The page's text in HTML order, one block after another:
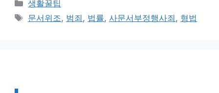
테
생활꿀팁
태
문서위조, 범죄 , 법률,사문서부정행사죄 , 형법